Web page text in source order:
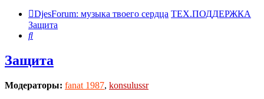
DjesForum: музыка твоего сердца ТЕХ.ПОДДЕРЖКА
Защита
Поиск
Защита
Модераторы: fanat 1987, konsulussr